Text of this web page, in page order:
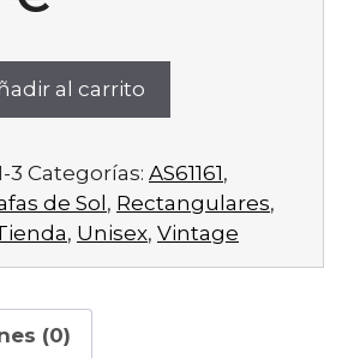
al carrito
3 Categorías: AS61161,
de Sol , Rectangulares,
, Unisex, Vintage
(0)